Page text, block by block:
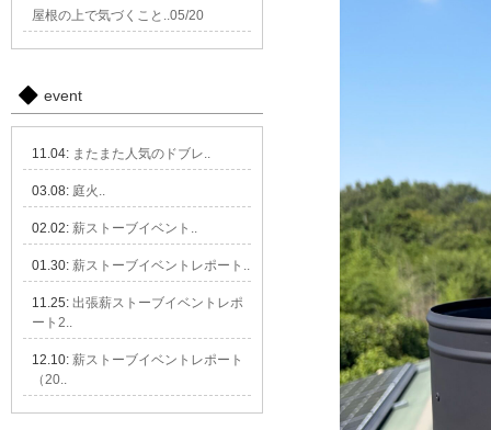
屋根の上で気づくこと..05/20
event
11.04: またまた人気のドブレ..
03.08: 庭火..
02.02: 薪ストーブイベント..
01.30: 薪ストーブイベントレポート..
11.25: 出張薪ストーブイベントレポ
ート2..
12.10: 薪ストーブイベントレポート
（20..